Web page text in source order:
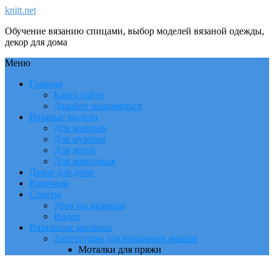
knitt.net
Обучение вязанию спицами, выбор моделей вязаной одежды,
декор для дома
Меню
Главная
Карта сайта
Давайте знакомиться
Вязаные модели
Для женщин
Для мужчин
Для детей
Для животных
Декор для дома
Крючком
Советы
Урок по вязанию
Видео
Вязальные машины
Аксессуары для вязальных машин
Моталки для пряжи